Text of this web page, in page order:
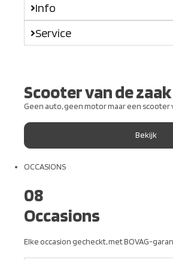
Info
Service
Scooter van de zaak
Geen auto, geen motor maar een scooter
Bekijk
OCCASIONS
08
Occasions
Elke occasion gecheckt, met BOVAG-